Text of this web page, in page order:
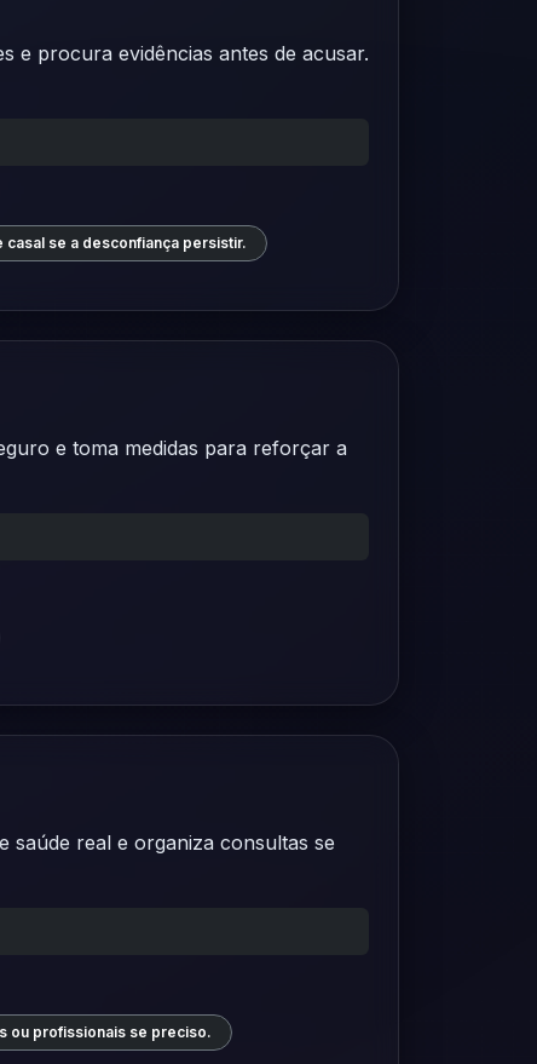
e procura evidências antes de acusar.
casal se a desconfiança persistir.
e toma medidas para reforçar a
saúde real e organiza consultas se
ou profissionais se preciso.